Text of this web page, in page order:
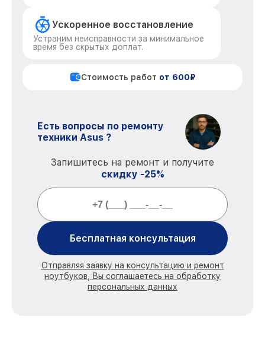
Ускоренное восстановление
Устраним неисправности за минимальное
время без скрытых доплат.
Стоимость работ от 600₽
Есть вопросы по ремонту
техники Asus ?
Запишитесь на ремонт и получите
скидку -25%
Бесплатная консультация
Отправляя заявку на консультацию и ремонт
ноутбуков, Вы соглашаетесь на обработку
персональных данных